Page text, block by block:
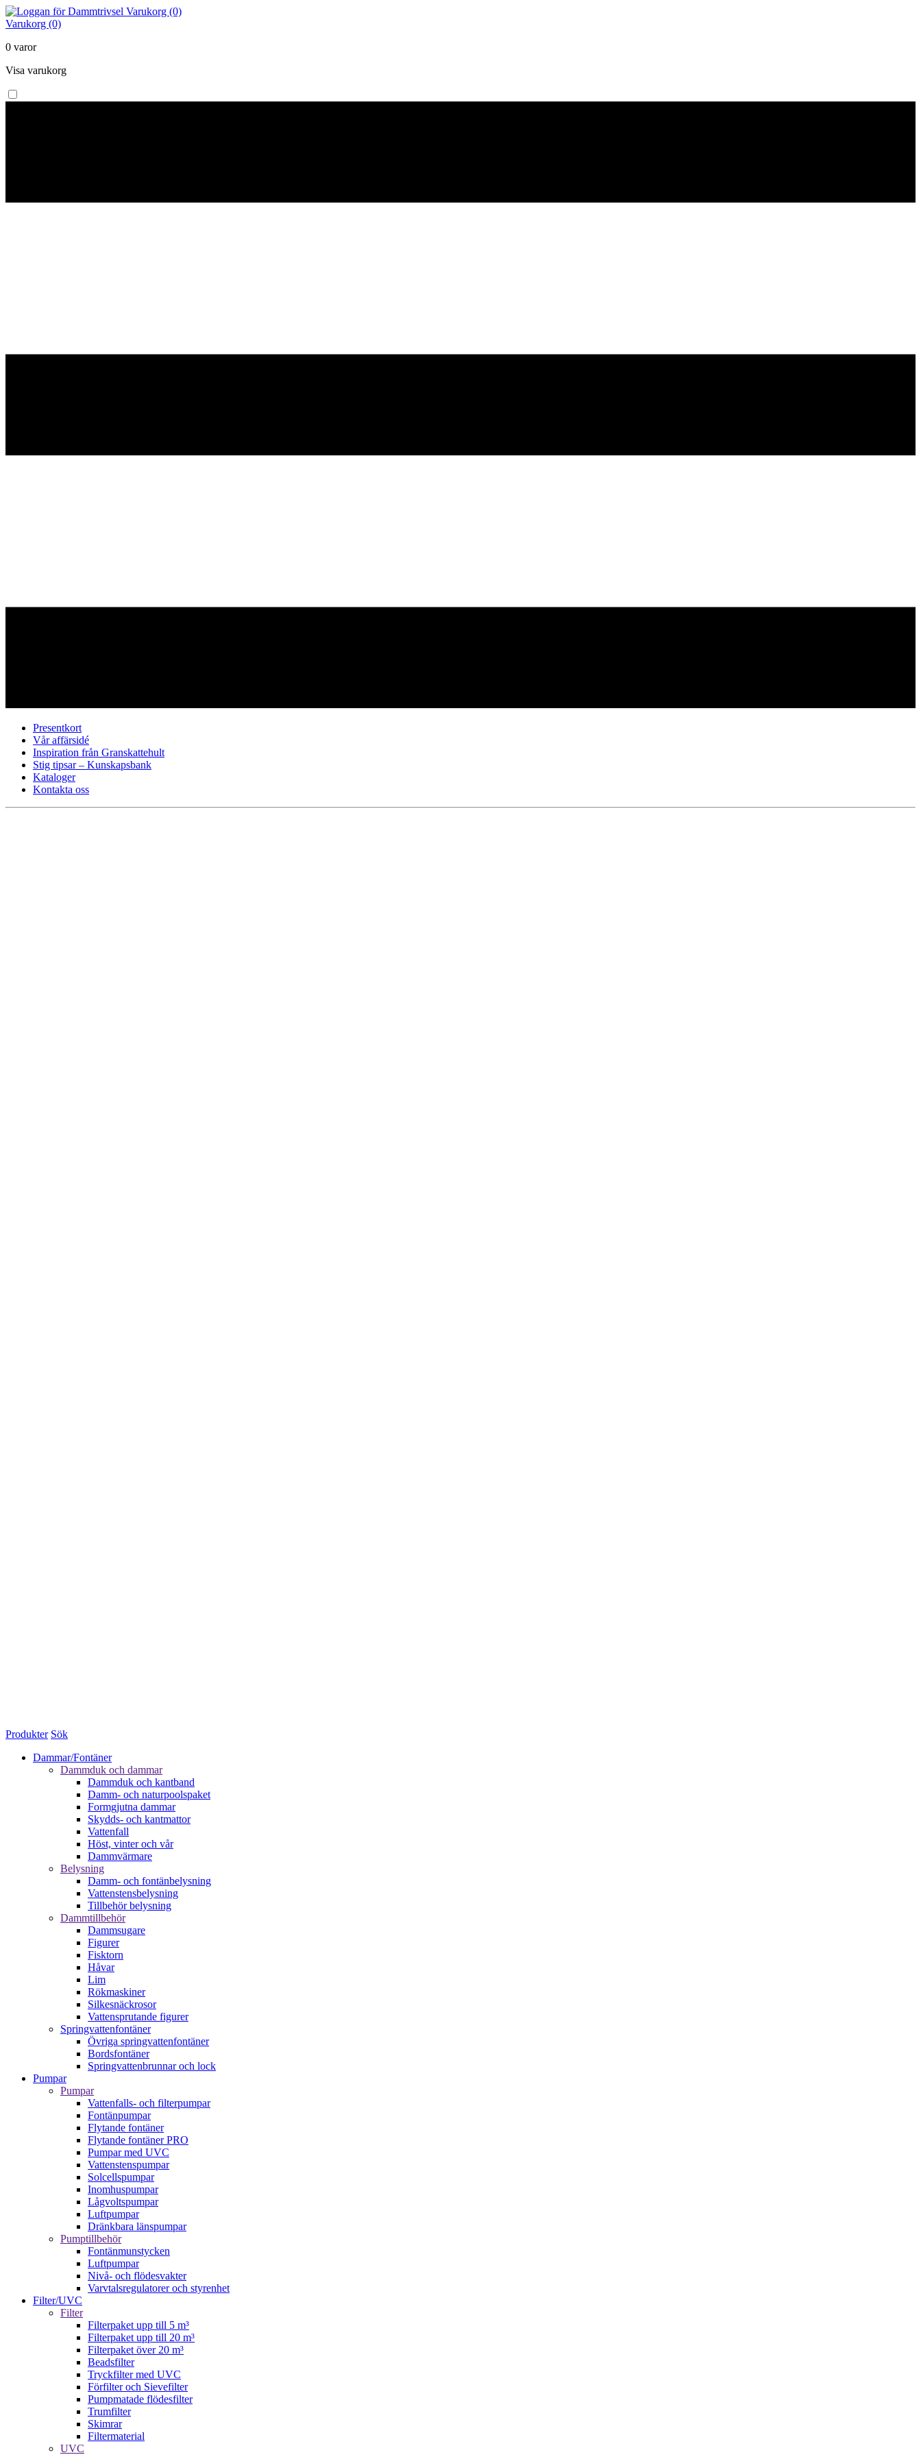
Varukorg (0)
Varukorg (0)
0 varor
Visa varukorg
Presentkort
Vår affärsidé
Inspiration från Granskattehult
Stig tipsar – Kunskapsbank
Kataloger
Kontakta oss
Produkter Sök
Dammar/Fontäner
Dammduk och dammar
Dammduk och kantband
Damm- och naturpoolspaket
Formgjutna dammar
Skydds- och kantmattor
Vattenfall
Höst, vinter och vår
Dammvärmare
Belysning
Damm- och fontänbelysning
Vattenstensbelysning
Tillbehör belysning
Dammtillbehör
Dammsugare
Figurer
Fisktorn
Håvar
Lim
Rökmaskiner
Silkesnäckrosor
Vattensprutande figurer
Springvattenfontäner
Övriga springvattenfontäner
Bordsfontäner
Springvattenbrunnar och lock
Pumpar
Pumpar
Vattenfalls- och filterpumpar
Fontänpumpar
Flytande fontäner
Flytande fontäner PRO
Pumpar med UVC
Vattenstenspumpar
Solcellspumpar
Inomhuspumpar
Lågvoltspumpar
Luftpumpar
Dränkbara länspumpar
Pumptillbehör
Fontänmunstycken
Luftpumpar
Nivå- och flödesvakter
Varvtalsregulatorer och styrenhet
Filter/UVC
Filter
Filterpaket upp till 5 m³
Filterpaket upp till 20 m³
Filterpaket över 20 m³
Beadsfilter
Tryckfilter med UVC
Förfilter och Sievefilter
Pumpmatade flödesfilter
Trumfilter
Skimrar
Filtermaterial
UVC